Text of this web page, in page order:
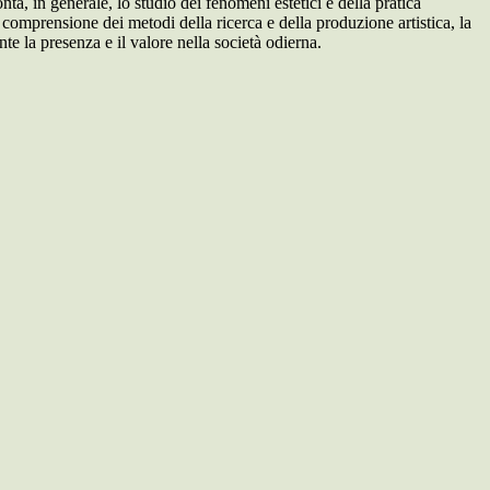
dei metodi della ricerca e della produzione artistica, la
la presenza e il valore nella società odierna.